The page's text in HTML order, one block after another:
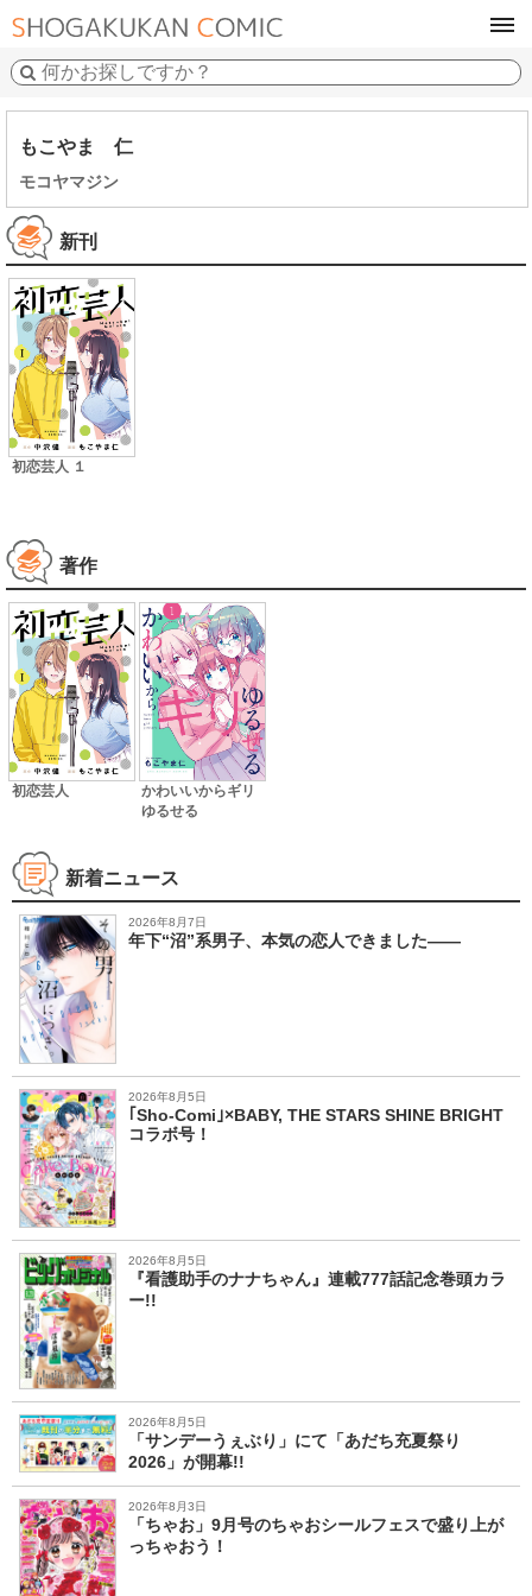
もこやま 仁
モコヤマジン
新刊
初恋芸人 １
著作
初恋芸人
かわいいからギリ
ゆるせる
新着ニュース
2026年8月7日
年下“沼”系男子、本気の恋人できました――
2026年8月5日
｢Sho-Comi｣×BABY, THE STARS SHINE BRIGHT
コラボ号！
2026年8月5日
『看護助手のナナちゃん』連載777話記念巻頭カラ
ー!!
2026年8月5日
「サンデーうぇぶり」にて「あだち充夏祭り
2026」が開幕!!
2026年8月3日
「ちゃお」9月号のちゃおシールフェスで盛り上が
っちゃおう！